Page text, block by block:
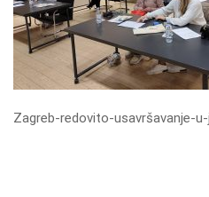
Zagreb-redovito-usavršavanje-